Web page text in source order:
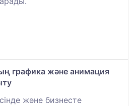
графика және анимация
және бизнесте